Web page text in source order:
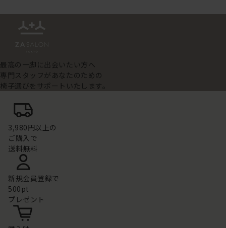
最高の一脚に出会いたい方へ
専門スタッフがあなたのための
椅子選びをサポートいたします。
3,980円以上の
ご購入で
送料無料
新規会員登録で
500pt
プレゼント